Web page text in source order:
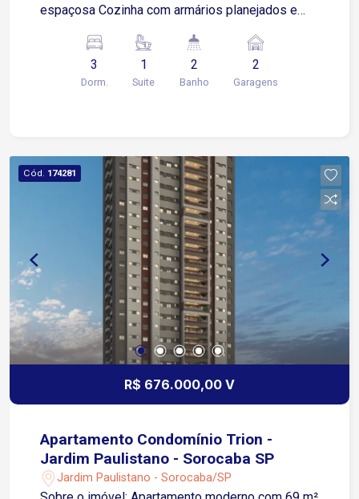
espaçosa Cozinha com armários planejados e
móveis planejados, suíte com ar condicionado
Banheiros com box blindex e gabinete 2 vagas
de garagem Localizado no bairro Jardim Judith,
comércios e serviços A 4 minutos das avenidas
Washington Luiz e Barão de Tatuí, facilitando o
deslocamento para diversas regiões da cidade
Aproximadamente 9 minutos da Avenida Dom
Aguirre, com acesso rápido a áreas centrais e
principais corredores urbanos Condomínio
Residencial Joá com portaria, garantindo controle
de acesso e segurança aos moradores Ideal para
quem busca morar com tranquilidade, praticidade
e boa localização em Sorocaba!
3
Dorm.
1
Suite
2
Banho
2
Garagens
Cód. 174281
R$ 676.000,00 V
Apartamento Condomínio Trion -
Jardim Paulistano - Sorocaba SP
Jardim Paulistano - Sorocaba/SP